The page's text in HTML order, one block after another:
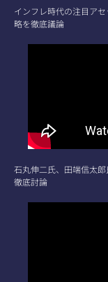
インフレ時代の注目ア
略を徹底議論
石丸伸二氏、田端信太
徹底討論